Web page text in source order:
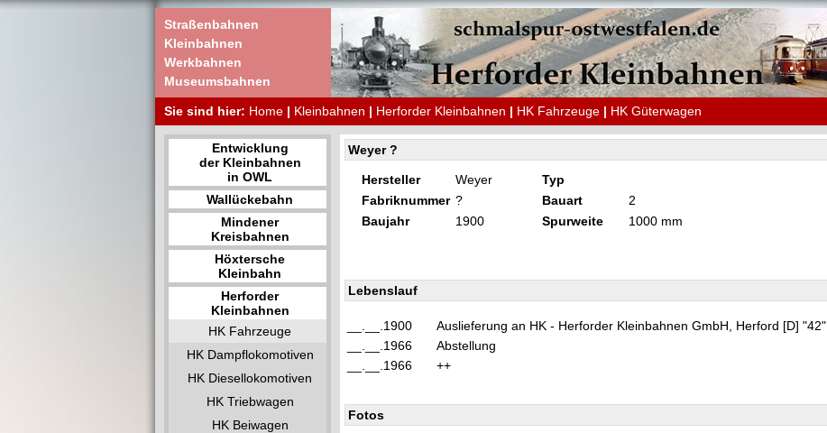
Straßenbahnen
Kleinbahnen
Werkbahnen
Museumsbahnen
Sie sind hier: Home | Kleinbahnen | Herforder Kleinbahnen | HK Fahrzeuge | HK Güterwagen
Entwicklung
der Kleinbahnen
in OWL
Wallückebahn
Mindener
Kreisbahnen
Höxtersche
Kleinbahn
Herforder
Kleinbahnen
HK Fahrzeuge
HK Dampflokomotiven
HK Diesellokomotiven
HK Triebwagen
HK Beiwagen
Weyer ?
Hersteller Weyer Typ
Fabriknummer ? Bauart 2
Baujahr
1900 Spurweite 1000 mm
Lebenslauf
__.__.1900
Auslieferung an HK - Herforder Kleinbahnen GmbH, Herford [D] "42"
__.__.1966
Abstellung
__.__.1966
++
Fotos